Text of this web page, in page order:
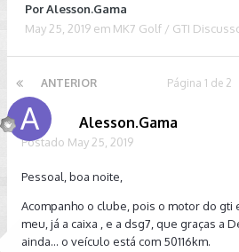
PorAlesson.Gama
May 25, 2019 em MK7 Golf / GTI
ANTERIOR Página 1 de 2
Alesson.Gama
Postado May 25, 2019
Pessoal, boa noite,
Acompanho o clube, pois o motor do gti
meu, já a caixa , e a dsg7, que graças a
ainda... o veículo está com 50116km.